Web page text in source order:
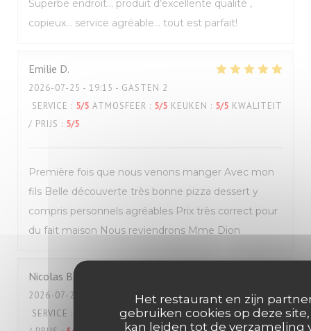
Het restaurant en zijn
gebruiken cookies op deze
kan leiden tot de verzameling
Superbe endroit… produit d’excellente qualité ,
copieux… service agréable… tout est parfait!
Emilie D
2026-07-25 - 19:15 - GASTEN 2
SERVICE : 5/5 ATMOSFEER : 5/5 KEUKEN : 5/5 KWALITEIT
/ PRIJS : 5/5
Première fois que nous venons manger Avec mon
fils Belle découverte très bonne pizza dessert y
compris personnels agréables Prix très correct pour
du fait maison Nous reviendrons Mme Dion
Nicolas B
2026-07-25
- 12:00 - GASTEN 2
SERVICE : ATMOSFEER: 5 /5 KEUKEN : 5/5 KWALITEIT